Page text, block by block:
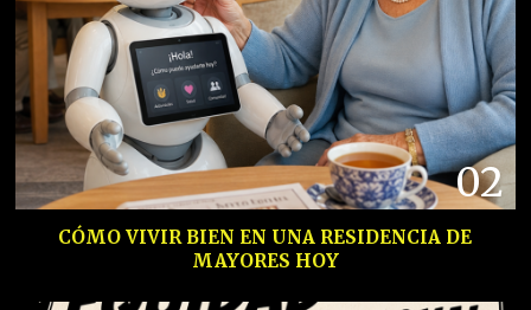
02
CÓMO VIVIR BIEN EN UNA RESIDENCIA DE
MAYORES HOY